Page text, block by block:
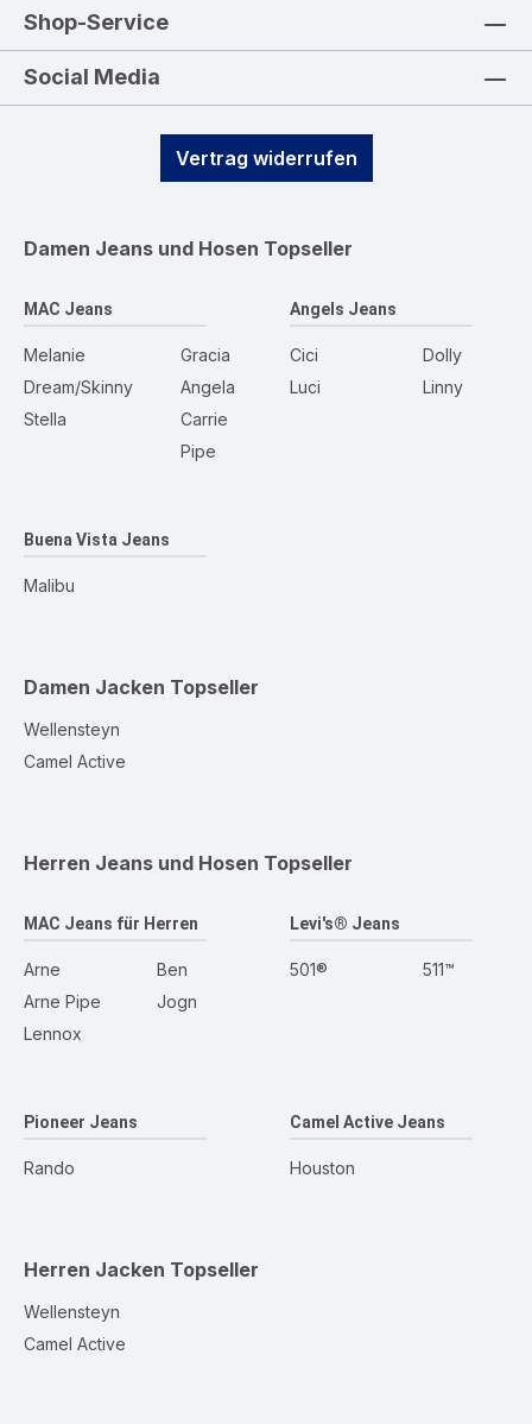
Shop-Service
Social Media
Vertrag widerrufen
Damen Jeans und Hosen Topseller
MAC Jeans
Melanie
Dream/Skinny
Stella
Gracia
Angela
Carrie
Pipe
Angels Jeans
Cici
Luci
Dolly
Linny
Buena Vista Jeans
Malibu
Damen Jacken Topseller
Wellensteyn
Camel Active
Herren Jeans und Hosen Topseller
MAC Jeans für Herren
Arne
Arne Pipe
Lennox
Ben
Jogn
Levi's® Jeans
501® 511™
Pioneer Jeans
Rando
Camel Active Jeans
Houston
Herren Jacken Topseller
Wellensteyn
Camel Active